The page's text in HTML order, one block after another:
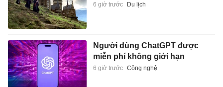
6 giờ trước Du lịch
Người dùng ChatGPT được
miễn phí không giới hạn
6 giờ trước Công nghệ